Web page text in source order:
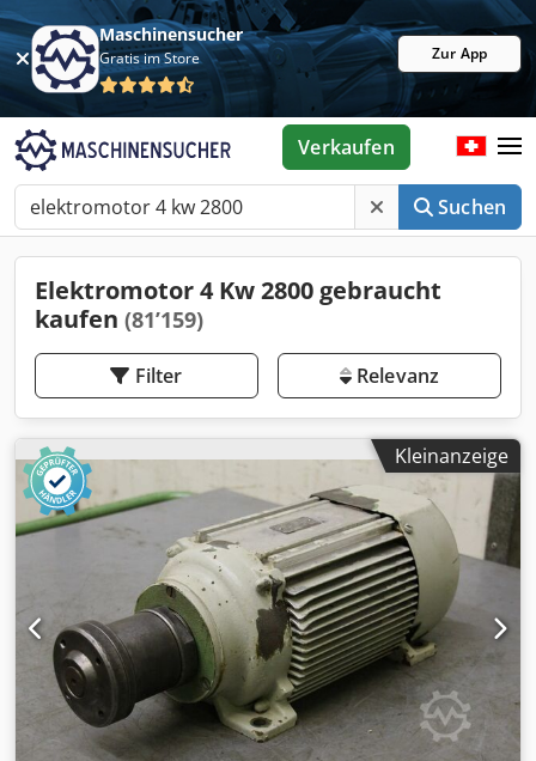
Maschinensucher
Gratis im Store Zur App
Suchen
Verkaufen
Elektromotor 4 Kw 2800 gebraucht
kaufen (81’159)
Filter Relevanz
Kleinanzeige